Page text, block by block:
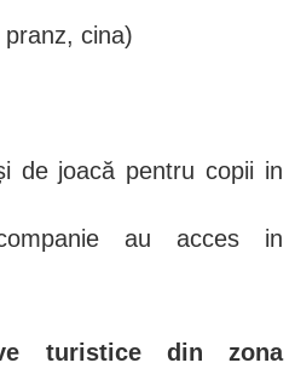
cina)
de joacă pentru copii in
au acces in
turistice din zona